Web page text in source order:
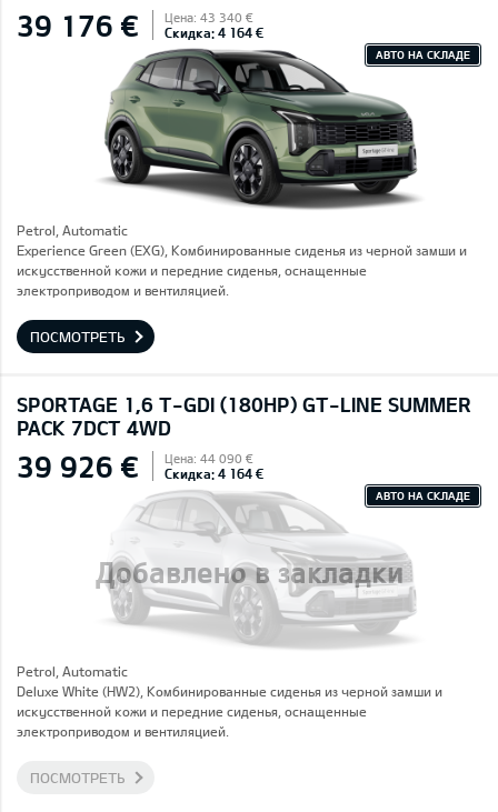
39 176 € Цена: 43 340 €
Скидка: 4 164 €
АВТО НА СКЛАДЕ
Petrol, Automatic
Experience Green (EXG), Комбинированные сиденья из черной замши и
искусственной кожи и передние сиденья, оснащенные
электроприводом и вентиляцией.
ПОСМОТРЕТЬ
SPORTAGE 1,6 T-GDI (180HP) GT-LINE SUMMER
PACK 7DCT 4WD
Добавлено в закладки
39 926 € Цена: 44 090 €
Скидка: 4 164 €
АВТО НА СКЛАДЕ
Petrol, Automatic
Deluxe White (HW2), Комбинированные сиденья из черной замши и
искусственной кожи и передние сиденья, оснащенные
электроприводом и вентиляцией.
ПОСМОТРЕТЬ